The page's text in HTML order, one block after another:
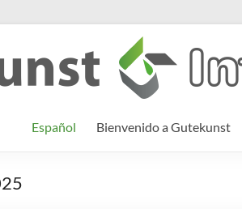
Español Bienvenido a Gutekunst